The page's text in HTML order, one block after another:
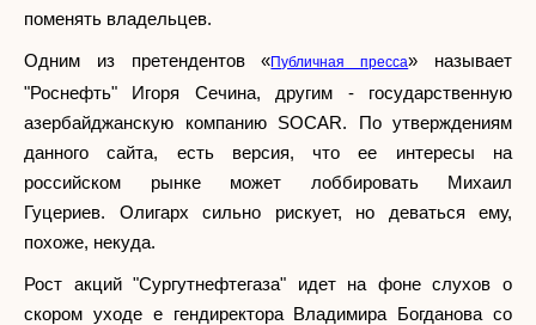
поменять владельцев.
Одним из претендентов «Публичная пресса» называет
"Роснефть" Игоря Сечина, другим - государственную
азербайджанскую компанию SOCAR. По утверждениям
данного сайта, есть версия, что ее интересы на
российском рынке может лоббировать Михаил
Гуцериев. Олигарх сильно рискует, но деваться ему,
похоже, некуда.
Рост акций "Сургутнефтегаза" идет на фоне слухов о
скором уходе е гендиректора Владимира Богданова со